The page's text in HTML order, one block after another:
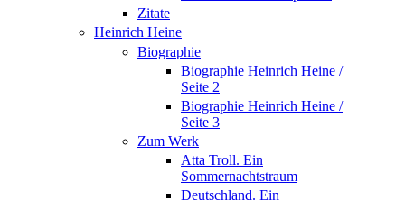
Zitate
Heinrich Heine
Biographie
Biographie Heinrich Heine /
Seite 2
Biographie Heinrich Heine /
Seite 3
Zum Werk
Atta Troll. Ein
Sommernachtstraum
Deutschland. Ein